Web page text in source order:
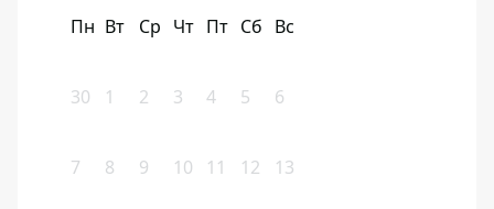
Пн Вт Ср Чт Пт Сб Вс
30 1 2 3 4 5 6
7 8 9 10 11 12 13